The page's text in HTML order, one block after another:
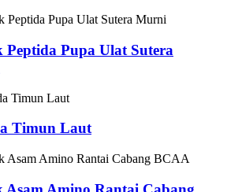
Peptida Pupa Ulat Sutera
Timun Laut